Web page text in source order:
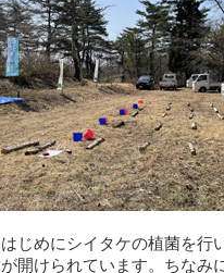
はじめにシイタケの植菌を行
が開けられています。ちなみ